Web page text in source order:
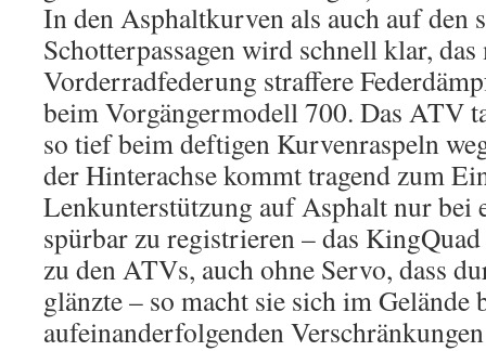
In den Asphaltkurven als auch auf den
Schotterpassagen wird schnell klar, das
Vorderradfederung straffere
beim Vorgängermodell 700. Das ATV
so tief beim deftigen Kurvenraspeln
der Hinterachse kommt tragend zum
Lenkunterstützung auf Asphalt nur bei
spürbar zu registrieren – das
zu den ATVs, auch ohne Servo, dass
glänzte – so macht sie sich im Gelände
aufeinanderfolgenden